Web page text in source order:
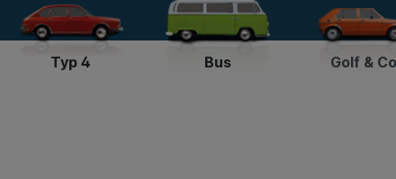
Typ 4 Bus Golf &